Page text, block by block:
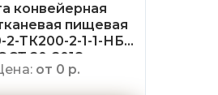
конвейерная
пищевая
ТК200-2-1-1-НБ
20-2018
от 0 р.